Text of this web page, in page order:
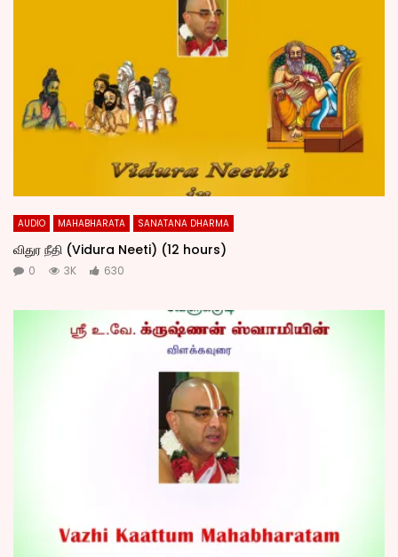
AUDIO MAHABHARATA SANATANA DHARMA
விதுர நீதி (Vidura Neeti) (12 hours)
0 3K 630